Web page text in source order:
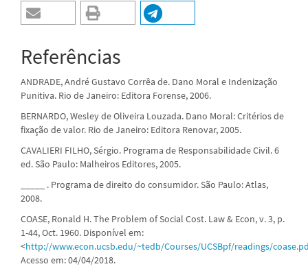
Referências
ANDRADE, André Gustavo Corrêa de. Dano Moral e Indenização
Punitiva. Rio de Janeiro: Editora Forense, 2006.
BERNARDO, Wesley de Oliveira Louzada. Dano Moral: Critérios de
fixação de valor. Rio de Janeiro: Editora Renovar, 2005.
CAVALIERI FILHO, Sérgio. Programa de Responsabilidade Civil. 6
ed. São Paulo: Malheiros Editores, 2005.
_____ . Programa de direito do consumidor. São Paulo: Atlas,
2008.
COASE, Ronald H. The Problem of Social Cost. Law & Econ, v. 3, p.
1-44, Oct. 1960. Disponível em:
<http://www.econ.ucsb.edu/~tedb/Courses/UCSBpf/readings/
Acesso em: 04/04/2018.